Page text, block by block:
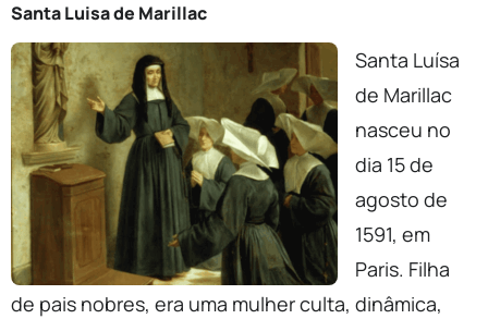
Santa Luisa de Marillac
Santa Luísa
de Marillac
nasceu no
dia 15 de
agosto de
1591, em
Paris. Filha
de pais nobres, era uma mulher culta, dinâmica,